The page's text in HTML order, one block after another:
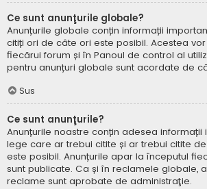
Ce sunt anunţurile globale?
Anunțurile globale conțin informații
citiți ori de câte ori este posibil. Acestea
fiecărui forum și în Panoul de control al
pentru anunțuri globale sunt acordate de
Sus
Ce sunt anunţurile?
Anunțurile noastre conțin adesea
lege care ar trebui citite și ar trebui citite
este posibil. Anunțurile apar la începutul
sunt publicate. Ca și în reclamele globale,
reclame sunt aprobate de administraţie.